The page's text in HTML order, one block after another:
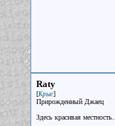
Raty
[Крыс]
Прирожденный Джаец
Здесь красивая местность...